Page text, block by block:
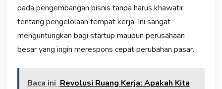
pada pengembangan bisnis tanpa harus khawatir
tentang pengelolaan tempat kerja. Ini sangat
menguntungkan bagi startup maupun perusahaan
besar yang ingin merespons cepat perubahan pasar.
Baca ini Revolusi Ruang Kerja: Apakah Kita